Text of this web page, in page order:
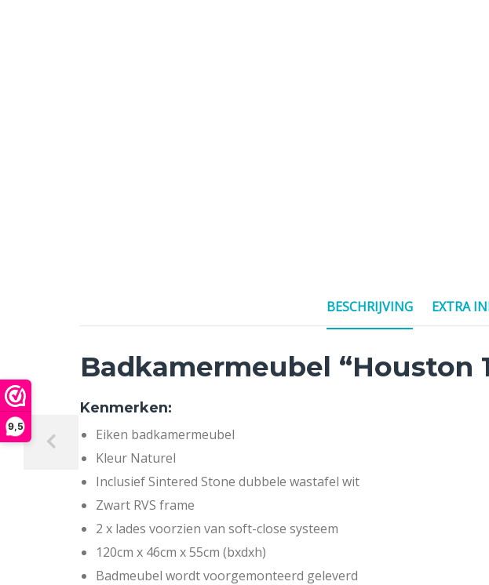
9,5
BESCHRIJVING EXTRA
Badkamermeubel “Houston
Kenmerken:
Eiken badkamermeubel
Kleur Naturel
Inclusief Sintered Stone dubbele wastafel wit
Zwart RVS frame
2 x lades voorzien van soft-close systeem
120cm x 46cm x 55cm (bxdxh)
Badmeubel wordt voorgemonteerd geleverd